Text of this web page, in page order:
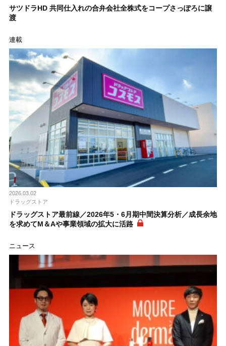
サツドラHD 共同仕入れの合弁会社全株式をコープさっぽろに譲
渡
連載
2026.03.02
ドラッグストア
ドラッグストア最前線／2026年5・6月期中間決算分析／成長余地
を求めてM＆Aや事業領域の拡大に活路
ニュース